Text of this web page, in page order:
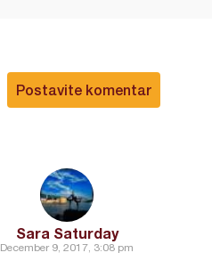
Postavite komentar
Sara Saturday
December 9, 2017, 3:08 pm